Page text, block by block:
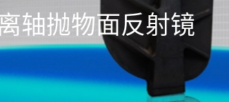
轴抛物面反射镜